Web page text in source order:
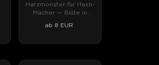
FAST
Harzmonster für Hash-
Macher — Blüte in
ab 8 EUR